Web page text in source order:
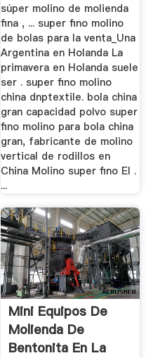
súper molino de molienda
fina , ... super fino molino
de bolas para la venta_Una
Argentina en Holanda La
primavera en Holanda suele
ser . super fino molino
china dnptextile. bola china
gran capacidad polvo super
fino molino para bola china
gran, fabricante de molino
vertical de rodillos en
China Molino super fino El .
...
Mini Equipos De
Molienda De
Bentonita En La